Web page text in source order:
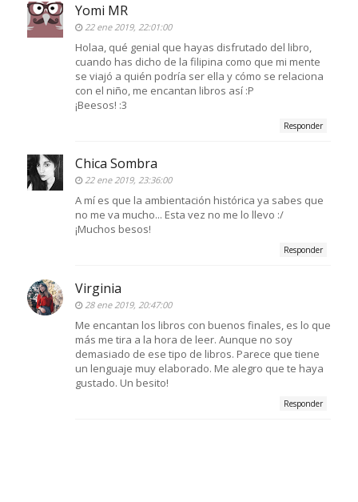
Yomi MR
22 ene 2019, 22:01:00
Holaa, qué genial que hayas disfrutado del libro,
cuando has dicho de la filipina como que mi mente
se viajó a quién podría ser ella y cómo se relaciona
con el niño, me encantan libros así :P
¡Beesos! :3
Responder
Chica Sombra
22 ene 2019, 23:36:00
A mí es que la ambientación histórica ya sabes que
no me va mucho... Esta vez no me lo llevo :/
¡Muchos besos!
Responder
Virginia
28 ene 2019, 20:47:00
Me encantan los libros con buenos finales, es lo que
más me tira a la hora de leer. Aunque no soy
demasiado de ese tipo de libros. Parece que tiene
un lenguaje muy elaborado. Me alegro que te haya
gustado. Un besito!
Responder